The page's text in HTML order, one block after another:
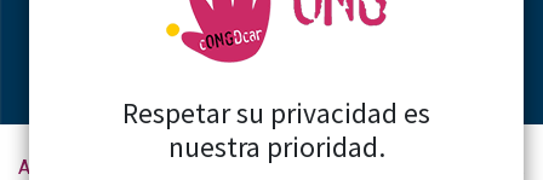
Actualidad de la
Ofertas de empleo en Movimiento por la Paz
Respetar su privacidad es
nuestra prioridad.